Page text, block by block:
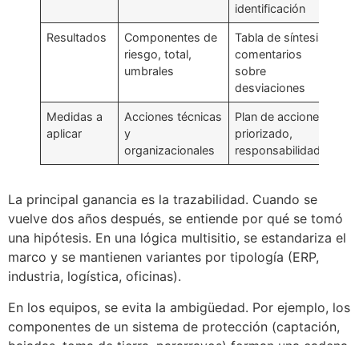
identificación
Resultados
Componentes de
riesgo, total,
umbrales
Tabla de síntesis,
comentarios
sobre
desviaciones
Medidas a
aplicar
Acciones técnicas
y
organizacionales
Plan de acciones
priorizado,
responsabilidades
La principal ganancia es la trazabilidad. Cuando se
vuelve dos años después, se entiende por qué se tomó
una hipótesis. En una lógica multisitio, se estandariza el
marco y se mantienen variantes por tipología (ERP,
industria, logística, oficinas).
En los equipos, se evita la ambigüedad. Por ejemplo, los
componentes de un sistema de protección (captación,